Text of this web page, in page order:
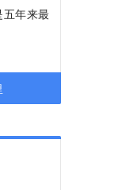
年来最